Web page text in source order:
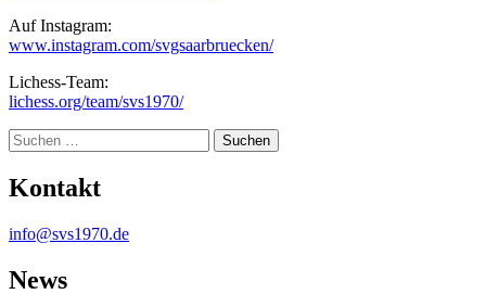
Auf Instagram:
www.instagram.com/svgsaarbruecken/
Lichess-Team:
lichess.org/team/svs1970/
Suche
Kontakt
info@svs1970.de
News